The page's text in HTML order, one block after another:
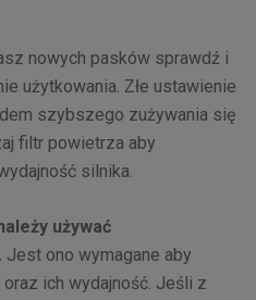
nowych pasków sprawdź i
użytkowania. Złe ustawienie
szybszego zużywania się
filtr powietrza aby
silnika.
używać
Jest ono wymagane aby
ich wydajność. Jeśli z